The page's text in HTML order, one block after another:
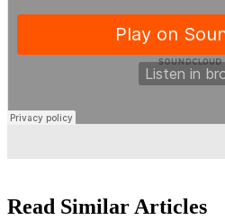
Read Similar Articles